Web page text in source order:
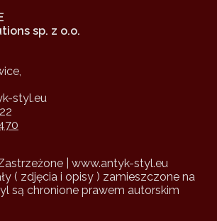
sp. z o.o.
styl.eu
| www.antyk-styl.eu
( zdjęcia i opisy ) zamieszczone na
są chronione prawem autorskim